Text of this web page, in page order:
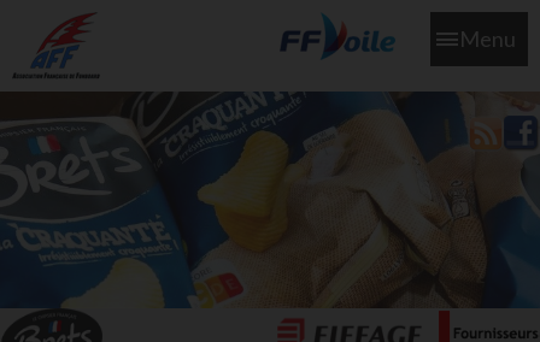
Menu
L'aff soutient les SNS253 et SNS604 qui veillent sur nous pour